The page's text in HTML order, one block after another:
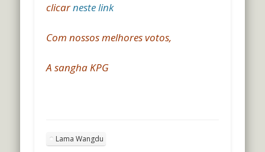
clicarneste link
Com nossos melhores votos,
A sangha KPG
Lama Wangdu